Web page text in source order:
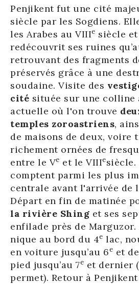
Penjikent fut une cité
siècle par les Sogdiens.
les Arabes au VIIIe siècle
redécouvrit ses ruines
retrouvant des fragments
préservés grâce à une
soudaine. Visite des
cité située sur une colline
actuelle où l'on trouve
temples zoroastriens,
de maisons de deux, voire
richement ornées de
entre le Ve et le VIIIesiècle.
comptent parmi les plus
centrale avant l'arrivée de
Départ en fin de matinée
la rivière Shing et ses
enfilade près de
nique au bord du 4e lac,
en voiture jusqu’au 6e et
pied jusqu’au 7e et dernier
permet). Retour à